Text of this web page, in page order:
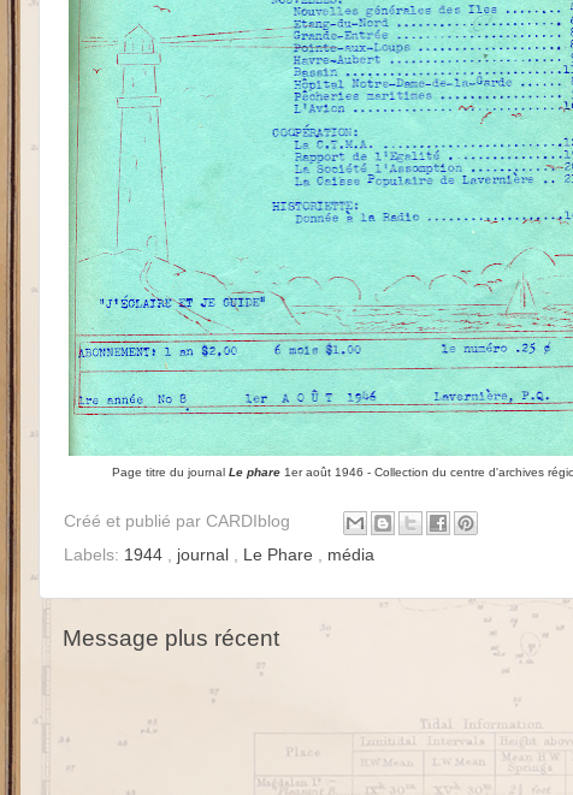
Page titre du journal Le phare1er août 1946 - Collection du centre d'archives
Créé et publié par CARDIblog
Labels: 1944 , journal , Le Phare , média
Message plus récent